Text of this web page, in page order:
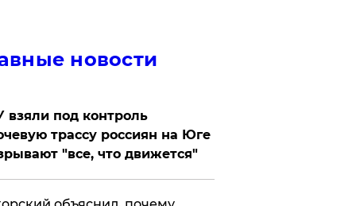
новости
взяли под контроль
трассу россиян на Юге
"все, что движется"